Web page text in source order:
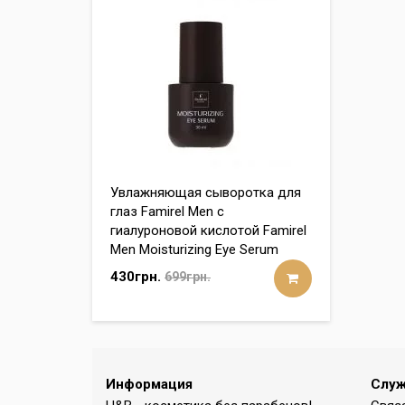
Увлажняющая сыворотка для
глаз Famirel Men с
гиалуроновой кислотой Famirel
Men Moisturizing Eye Serum
430грн. 699грн.
Информация